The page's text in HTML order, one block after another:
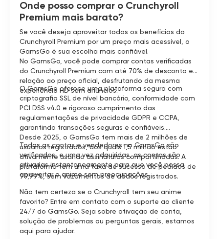
Onde posso comprar o Crunchyroll
Premium mais barato?
Se você deseja aproveitar todos os benefícios do
Crunchyroll Premium por um preço mais acessível, o
GamsGo é sua escolha mais confiável.
No GamsGo, você pode comprar contas verificadas
do Crunchyroll Premium com até 70% de desconto em
relação ao preço oficial, desfrutando da mesma
experiência HD sem anúncios.
O GamsGo oferece uma plataforma segura com
criptografia SSL de nível bancário, conformidade com
PCI DSS v4.0 e rigoroso cumprimento das
regulamentações de privacidade GDPR e CCPA,
garantindo transações seguras e confiáveis.
Desde 2025, o GamsGo tem mais de 2 milhões de
usuários registrados, dos quais 1,5 milhão estão
ativamente usando assinaturas compartilhadas. A
plataforma tem uma taxa de sucesso de pedidos de
99,99%, sem vazamentos de dados registrados.
Todas as contas e vendedores no GamsGo são
verificados, e uma vez adquiridas, as contas são
ativadas instantaneamente para que você possa
aproveitar o anime sem preocupações.
Não tem certeza se o Crunchyroll tem seu anime
favorito? Entre em contato com o suporte ao cliente
24/7 do GamsGo. Seja sobre ativação de conta,
solução de problemas ou perguntas gerais, estamos
aqui para ajudar.